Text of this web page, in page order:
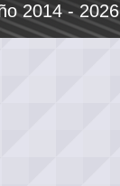
2014 - 2026